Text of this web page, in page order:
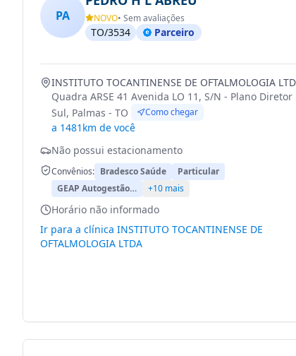
PA NOVO• Sem avaliações
TO/3534 Parceiro
INSTITUTO TOCANTINENSE DE OFTALMOLOGIA
Quadra ARSE 41 Avenida LO 11, S/N - Plano Diretor
Sul, Palmas - TO
Como chegar
a 1481km de você
Não possui estacionamento
Convênios: Bradesco Saúde
Particular
GEAP Autogestão…
+10 mais
Horário não informado
Ir para a clínica INSTITUTO TOCANTINENSE DE
OFTALMOLOGIA LTDA